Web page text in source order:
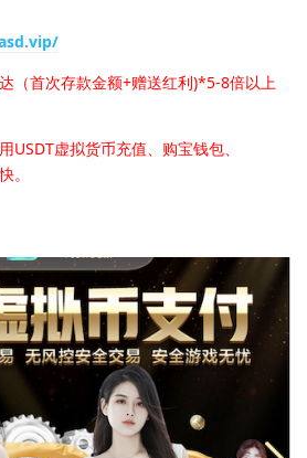
（首次存款金额+赠送红利)*5-8倍以上
USDT虚拟货币充值、购宝钱包、
。